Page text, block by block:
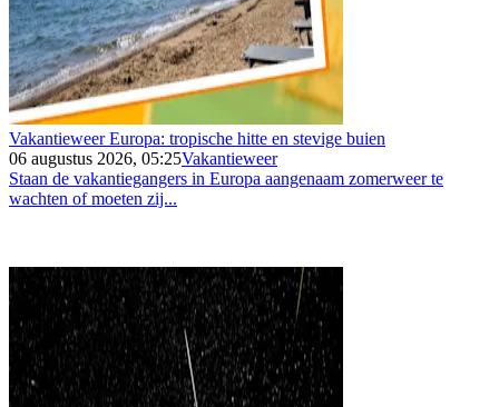
Vakantieweer Europa: tropische hitte en stevige buien
06 augustus 2026, 05:25Vakantieweer
Staan de vakantiegangers in Europa aangenaam zomerweer te
wachten of moeten zij...